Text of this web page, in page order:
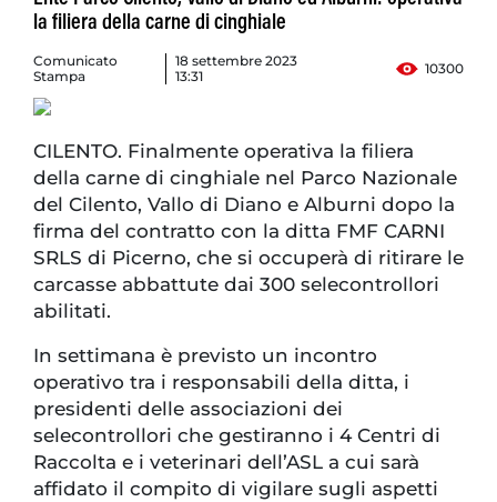
la filiera della carne di cinghiale
Comunicato
Stampa
18 settembre 2023
13:31
10300
CILENTO. Finalmente operativa la filiera
della carne di cinghiale nel Parco Nazionale
del Cilento, Vallo di Diano e Alburni dopo la
firma del contratto con la ditta FMF CARNI
SRLS di Picerno, che si occuperà di ritirare le
carcasse abbattute dai 300 selecontrollori
abilitati.
In settimana è previsto un incontro
operativo tra i responsabili della ditta, i
presidenti delle associazioni dei
selecontrollori che gestiranno i 4 Centri di
Raccolta e i veterinari dell’ASL a cui sarà
affidato il compito di vigilare sugli aspetti